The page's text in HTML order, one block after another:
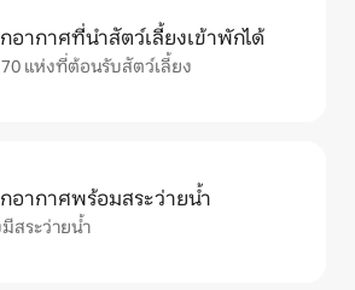
ากาศที่นำสัตว์เลี้ยงเข้าพักได้
แห่งที่ต้อนรับสัตว์เลี้ยง
อากาศพร้อมสระว่ายน้ำ
สระว่ายน้ำ